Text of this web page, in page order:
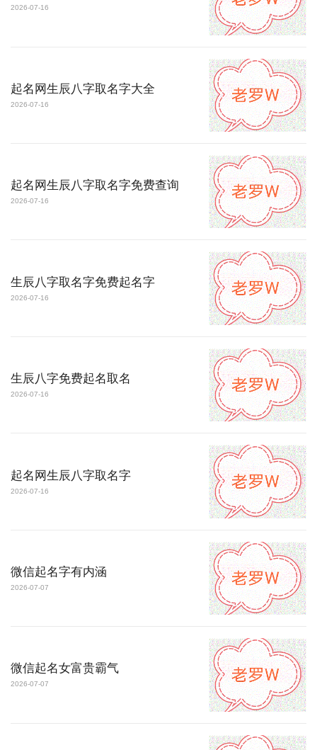
2026-07-16
起名网生辰八字取名字大全
2026-07-16
起名网生辰八字取名字免费查询
2026-07-16
生辰八字取名字免费起名字
2026-07-16
生辰八字免费起名取名
2026-07-16
起名网生辰八字取名字
2026-07-16
微信起名字有内涵
2026-07-07
微信起名女富贵霸气
2026-07-07